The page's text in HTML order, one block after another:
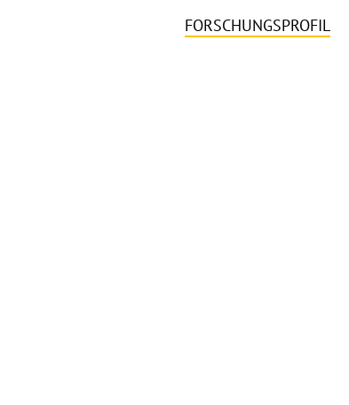
FORSCHUNGSPROFIL